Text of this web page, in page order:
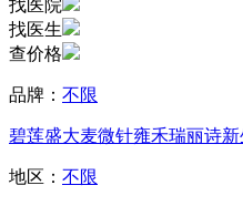
找医院
找医生
查价格
品牌： 不限
碧莲盛大麦微针雍禾瑞丽诗新
地区： 不限